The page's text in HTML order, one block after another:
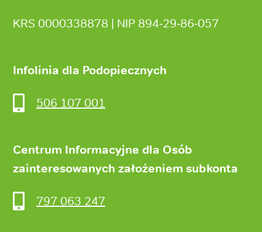
KRS 0000338878 | NIP 894‑29‑86‑057
Infolinia dla Podopiecznych
506 107 001
Centrum Informacyjne dla Osób
zainteresowanych założeniem subkonta
797 063 247